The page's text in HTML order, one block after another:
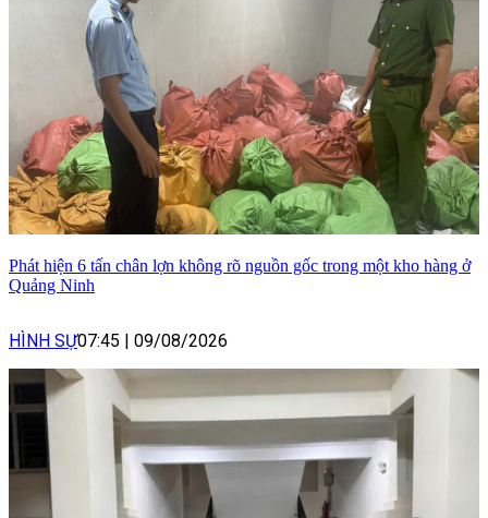
Phát hiện 6 tấn chân lợn không rõ nguồn gốc trong một kho hàng ở
Quảng Ninh
HÌNH SỰ07:45 09/08/2026